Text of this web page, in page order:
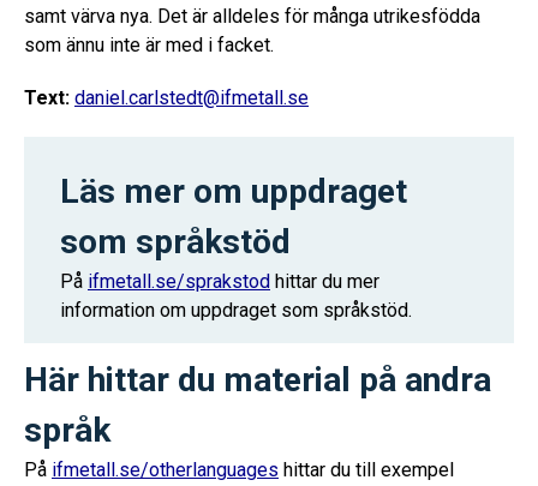
samt värva nya. Det är alldeles för många utrikesfödda
som ännu inte är med i facket.
Text: daniel.carlstedt@ifmetall.se
Läs mer om uppdraget
som språkstöd
På ifmetall.se/sprakstod hittar du mer
information om uppdraget som språkstöd.
Här hittar du material på andra
språk
På ifmetall.se/otherlanguages hittar du till exempel